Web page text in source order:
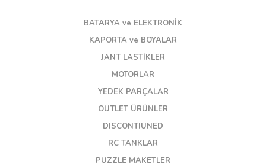
BATARYA ve ELEKTRONİK
KAPORTA ve BOYALAR
JANT LASTİKLER
MOTORLAR
YEDEK PARÇALAR
OUTLET ÜRÜNLER
DISCONTIUNED
RC TANKLAR
PUZZLE MAKETLER